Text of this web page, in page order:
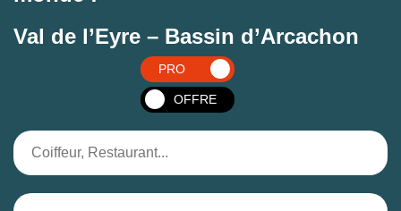
Val de l’Eyre – Bassin d’Arcachon
PRO
OFFRE